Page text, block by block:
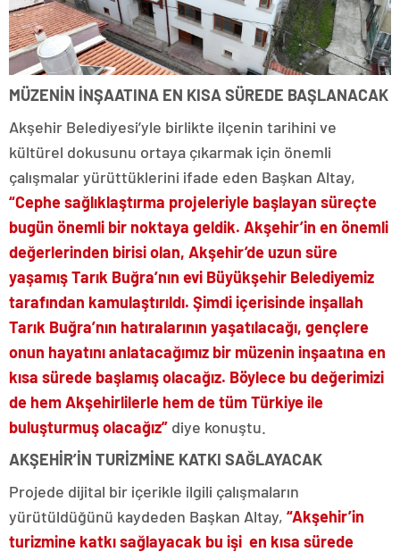
MÜZENİN İNŞAATINA EN KISA SÜREDE BAŞLANACAK
Akşehir Belediyesi’yle birlikte ilçenin tarihini ve
kültürel dokusunu ortaya çıkarmak için önemli
çalışmalar yürüttüklerini ifade eden Başkan Altay,
“Cephe sağlıklaştırma projeleriyle başlayan süreçte
bugün önemli bir noktaya geldik. Akşehir’in en önemli
değerlerinden birisi olan, Akşehir’de uzun süre
yaşamış Tarık Buğra’nın evi Büyükşehir Belediyemiz
tarafından kamulaştırıldı. Şimdi içerisinde inşallah
Tarık Buğra’nın hatıralarının yaşatılacağı, gençlere
onun hayatını anlatacağımız bir müzenin inşaatına en
kısa sürede başlamış olacağız. Böylece bu değerimizi
de hem Akşehirlilerle hem de tüm Türkiye ile
buluşturmuş olacağız” diye konuştu.
AKŞEHİR’İN TURİZMİNE KATKI SAĞLAYACAK
Projede dijital bir içerikle ilgili çalışmaların
yürütüldüğünü kaydeden Başkan Altay, “Akşehir’in
turizmine katkı sağlayacak bu işi en kısa sürede